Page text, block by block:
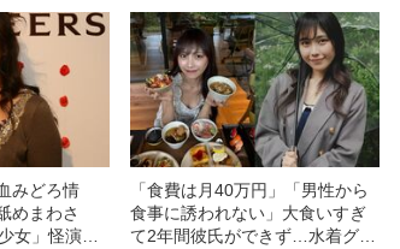
みどろ情
めまわさ
女」怪演
「食費は月40万円」「男性から
食事に誘われない」大食いすぎ
て2年間彼氏ができず…水着グラ